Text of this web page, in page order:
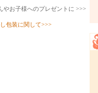
やお子様へのプレゼントに >>>
包装に関して>>>